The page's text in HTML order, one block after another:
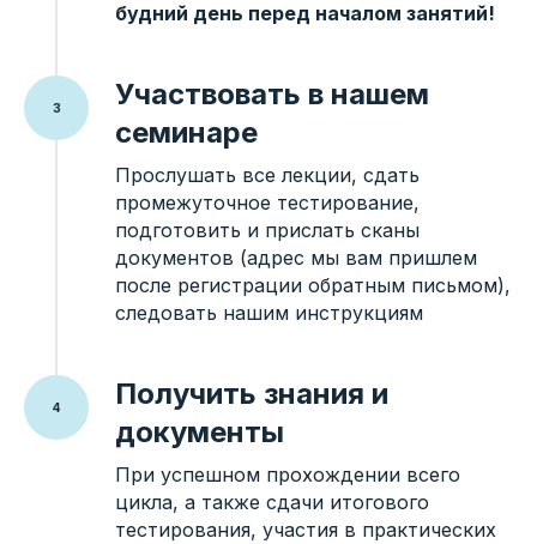
будний день перед началом занятий!
Участвовать в нашем
семинаре
Прослушать все лекции, сдать
промежуточное тестирование,
подготовить и прислать сканы
документов (адрес мы вам пришлем
после регистрации обратным письмом),
следовать нашим инструкциям
Получить знания и
документы
При успешном прохождении всего
цикла, а также сдачи итогового
тестирования, участия в практических
Согласие на
обработку данных
© Все авторские материалы, опубликованные на
сайте, принадлежат владельцу сайта.
Иные материалы снабжены ссылками на источник.
Запрещено использовать полностью или частично
материалы сайта в бумажной прессе без
согласования с автором.
могут делать это, при указании источника со ссылкой
на сайт автора